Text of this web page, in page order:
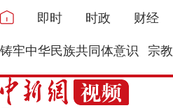
即时 时政 财经
铸牢中华民族共同体意识 宗教